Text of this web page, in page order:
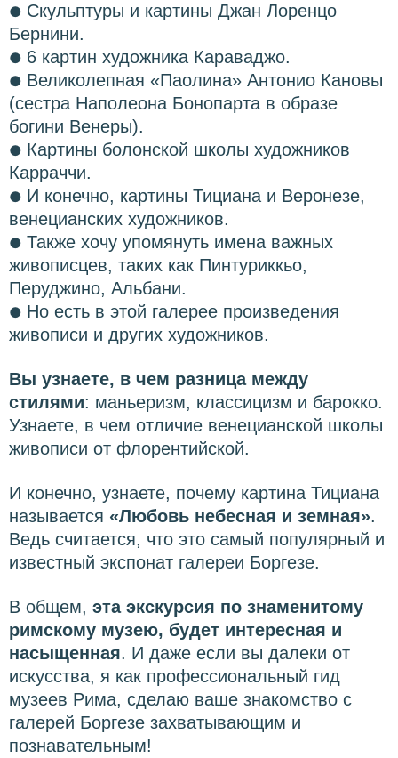
● Скульптуры и картины Джан Лоренцо
Бернини.
● 6 картин художника Караваджо.
● Великолепная «Паолина» Антонио Кановы
(сестра Наполеона Бонопарта в образе
богини Венеры).
● Картины болонской школы художников
Карраччи.
● И конечно, картины Тициана и Веронезе,
венецианских художников.
● Также хочу упомянуть имена важных
живописцев, таких как Пинтуриккьо,
Перуджино, Альбани.
● Но есть в этой галерее произведения
живописи и других художников.
Вы узнаете, в чем разница между
стилями: маньеризм, классицизм и барокко.
Узнаете, в чем отличие венецианской школы
живописи от флорентийской.
И конечно, узнаете, почему картина Тициана
называется «Любовь небесная и земная».
Ведь считается, что это самый популярный и
известный экспонат галереи Боргезе.
В общем, эта экскурсия по знаменитому
римскому музею, будет интересная и
насыщенная. И даже если вы далеки от
искусства, я как профессиональный гид
музеев Рима, сделаю ваше знакомство с
галерей Боргезе захватывающим и
познавательным!